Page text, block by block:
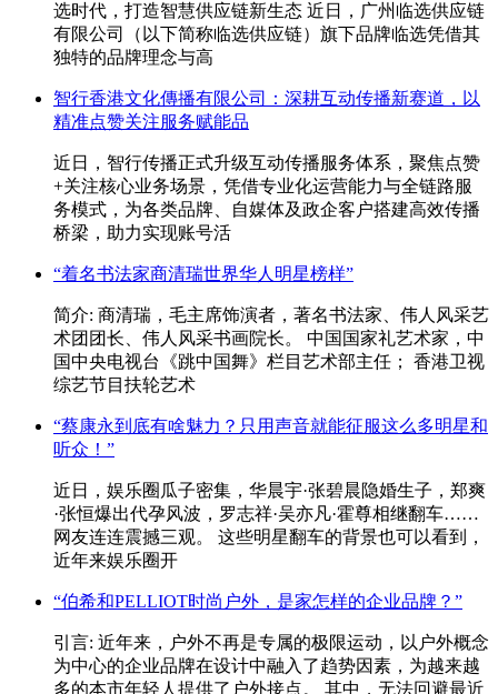
选时代，打造智慧供应链新生态 近日，广州临选供应链
有限公司（以下简称临选供应链）旗下品牌临选凭借其
独特的品牌理念与高
智行香港文化傳播有限公司：深耕互动传播新赛道，以
精准点赞关注服务赋能品
近日，智行传播正式升级互动传播服务体系，聚焦点赞
+关注核心业务场景，凭借专业化运营能力与全链路服
务模式，为各类品牌、自媒体及政企客户搭建高效传播
桥梁，助力实现账号活
“着名书法家商清瑞世界华人明星榜样”
简介: 商清瑞，毛主席饰演者，著名书法家、伟人风采艺
术团团长、伟人风采书画院长。 中国国家礼艺术家，中
国中央电视台《跳中国舞》栏目艺术部主任； 香港卫视
综艺节目扶轮艺术
“蔡康永到底有啥魅力？只用声音就能征服这么多明星和
听众！”
近日，娱乐圈瓜子密集，华晨宇·张碧晨隐婚生子，郑爽
·张恒爆出代孕风波，罗志祥·吴亦凡·霍尊相继翻车……
网友连连震撼三观。 这些明星翻车的背景也可以看到，
近年来娱乐圈开
“伯希和PELLIOT时尚户外，是家怎样的企业品牌？”
引言: 近年来，户外不再是专属的极限运动，以户外概念
为中心的企业品牌在设计中融入了趋势因素，为越来越
多的本市年轻人提供了户外接点。 其中，无法回避最近